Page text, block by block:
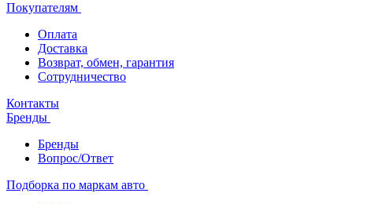
Покупателям
Оплата
Доставка
Возврат, обмен, гарантия
Сотрудничество
Контакты
Бренды
Бренды
Вопрос/Ответ
Подборка по маркам авто